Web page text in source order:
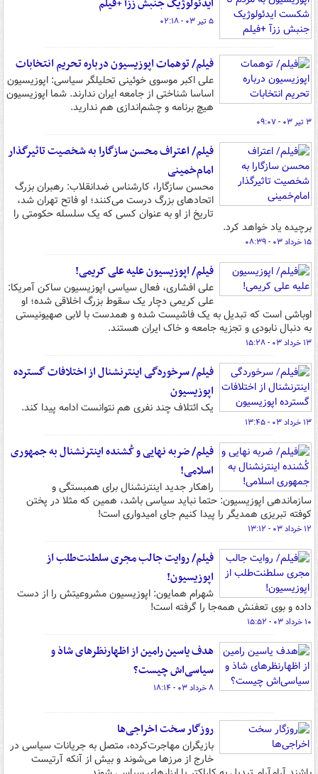
۵ تیر ۰۳ - ۰۲:۱۸
فیلم/ توهمات اپوزیسیون درباره تحریم انتخابات
علی اکبر موسوی خوئینی تحلیلگر سیاسی: اپوزیسیون
اساسا شناختی از جامعه ایران ندارند. شما اپوزیسیون
هیچ برنامه و چشم‌اندازی هم ندارید.
۳ تیر ۰۳ - ۰۹:۰۷
فیلم/ اعتراف محسن سازگارا به شخصیت تاثیرگذار
امام‌خمینی
محسن سازگارا، کارشناس ضدانقلاب: رهبران بزرگ
اتحادهای بزرگ درست می‌کنند؛ او فاتح تهران شد،
تاریخ از او به عنوان کسی که یک سلسله حکومتی را
برچیده یاد خواهد کرد.
۱۵ خرداد ۰۳ - ۰۸:۳۹
فیلم/ اپوزیسیون علیه علی کریمی!
علی افشاری، فعال سیاسی اپوزیسیون ساکن آمریکا:
علی کریمی دچار یک سقوط بزرگ اخلاقی شده؛ او
اوباشی است که تبدیل به یک فاشیست شده و همدست با لابی صهیونیستی
به دنبال نابودی و تجزیه جامعه و خاک ایران هستند.
۱۳ خرداد ۰۳ - ۱۵:۲۸
فیلم/ سرخوردگی اینترنشنال از اختلافات گسترده
اپوزیسیون
یک ائتلاف چند نفری هم نتوانست ادامه پیدا کند.
۱۳ خرداد ۰۳ - ۱۳:۴۵
فیلم/ ضربه نهایی و کُشنده اینترنشنال به جمهوری
اسلامی!
راهکار جدید اینترنشنال برای همبستگی و
سازماندهی اپوزیسیون: حتما نباید سیاسی باشد، همین که مثلا در پختن
کوفته تبریزی همدیگر را پیدا کنیم جای امیدواری است!
۱۲ خرداد ۰۳ - ۱۳:۱۲
فیلم/ روایت جالب مجری سلطنت‌طلب از
اپوزیسیون!
شهرام همایون: اپوزیسیون مشروعیتش را از دست
داده و بوی تعفنش همه‌جا را گرفته است!
۱۰ خرداد ۰۳ - ۱۵:۵۲
هدف یاسین رامین از اظهارنظرهای شاذ و
سیاسی‌اش چیست؟
۸ خرداد ۰۳ - ۱۸:۱۴
روزگار سخت اخراجی‌ها
بازیگران مهاجرت‌کرده، متصل به جریانات سیاسی در
خارج از مرزها می‌شوند و بیش از آنکه آرتیست